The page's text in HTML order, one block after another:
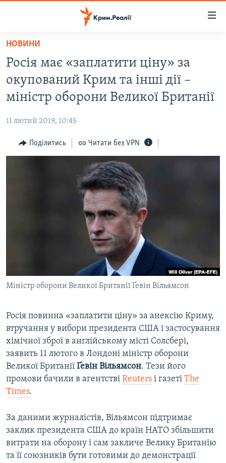
Перейти
основного
матеріалу
Перейти
до
основної
Перейти
до
ВІДЕО ТА ФОТО
БЛОГИ
ПОГЛЯД
УКРАЇНСЬКА ПРОБЛЕМА КРИМУ
ІНФОГРАФІКА
ЯК ОБІЙТИ БЛОКУВАННЯ
ДОЛУЧАЙСЯ!
Усі сайти RFE/RL
НОВИНИ
Росія має «заплатити ціну» за
окупований Крим та інші дії –
міністр оборони Великої Британії
11 лютий 2019, 10:45
Поділитись Читати без VPN
Міністр оборони Великої Британії Ґевін Вільямсон
Росія повинна «заплатити ціну» за анексію Криму,
втручання у вибори президента США і застосування
хімічної зброї в англійському місті Солсбері,
заявить 11 лютого в Лондоні міністр оборони
Великої Британії Ґевін Вільямсон. Тези його
промови бачили в агентстві Reuters і газеті The
Times.
За даними журналістів, Вільямсон підтримає
заклик президента США до країн НАТО збільшити
витрати на оборону і сам закличе Велику Британію
та її союзників бути готовими до демонстрації